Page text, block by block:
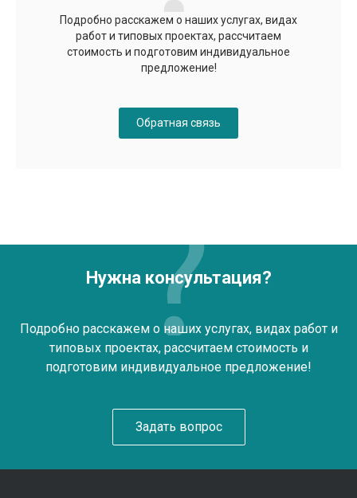
Подробно расскажем о наших услугах, видах
работ и типовых проектах, рассчитаем
стоимость и подготовим индивидуальное
предложение!
Обратная связь
Нужна консультация?
Подробно расскажем о наших услугах, видах работ и
типовых проектах, рассчитаем стоимость и
подготовим индивидуальное предложение!
Задать вопрос